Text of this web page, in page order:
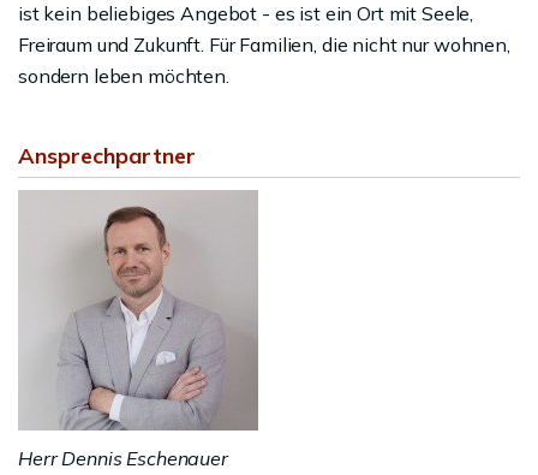
ist kein beliebiges Angebot - es ist ein Ort mit Seele,
Freiraum und Zukunft. Für Familien, die nicht nur wohnen,
sondern leben möchten.
Ansprechpartner
Herr Dennis Eschenauer